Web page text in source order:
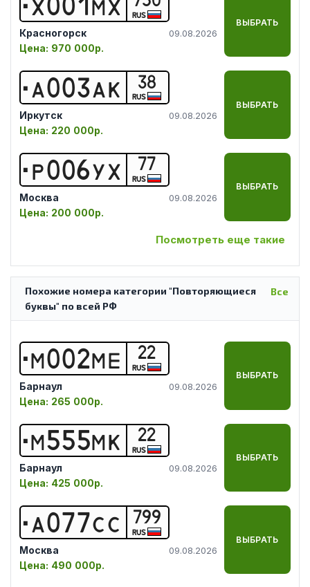
Х001 МХ RUS
Красногорск 09.08.2026
Цена: 970 000р.
ВЫБРАТЬ
А003А К 38
RUS
Иркутск 09.08.2026
Цена: 220 000р.
ВЫБРАТЬ
Р006УХ 77
RUS
Москва 09.08.2026
Цена: 200 000р.
ВЫБРАТЬ
Посмотреть еще такие
Все
Похожие номера категории "Повторяющиеся
буквы" по всей РФ
М002МЕ 22
RUS
Барнаул 09.08.2026
Цена: 265 000р.
ВЫБРАТЬ
М555МК 22
RUS
Барнаул 09.08.2026
Цена: 425 000р.
ВЫБРАТЬ
А077СС 799
RUS
Москва 09.08.2026
Цена: 490 000р.
ВЫБРАТЬ